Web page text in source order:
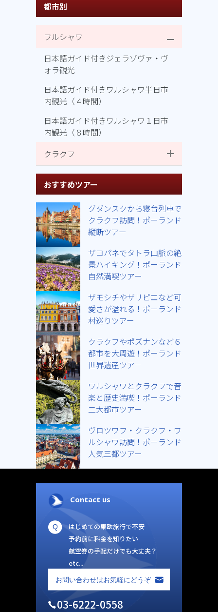
都市別
ワルシャワ
日本語ガイド付きジェラゾヴァ・ヴ
ォラ観光
日本語ガイド付きワルシャワ半日市
内観光（４時間）
日本語ガイド付きワルシャワ１日市
内観光（８時間）
クラクフ
おすすめツアー
グダンスクから寝台列車で
クラクフ訪問！ポーランド
縦断ツアー
ザコパネでタトラ山脈の絶
景ハイキング！ポーランド
自然満喫ツアー
ザモシチやザリピエなど可
愛さが溢れる！ポーランド
村巡りツアー
クラクフやポズナンなど６
都市を大周遊！ポーランド
世界遺産ツアー
ワルシャワとクラクフで音
楽と歴史満喫！ポーランド
二大都市ツアー
ヴロツワフ・クラクフ・ワ
ルシャワ訪問！ポーランド
人気三都ツアー
Contact us
はじめての東欧旅行で不安
予約前に料金を知りたい
航空券の手配だけでも大丈夫？
etc...
03-6222-0558